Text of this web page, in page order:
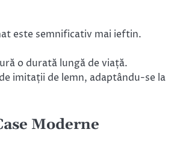
este semnificativ mai ieftin.
o durată lungă de viață.
imitații de lemn, adaptându-se la
Moderne